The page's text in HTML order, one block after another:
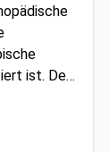
ist. Der
in der